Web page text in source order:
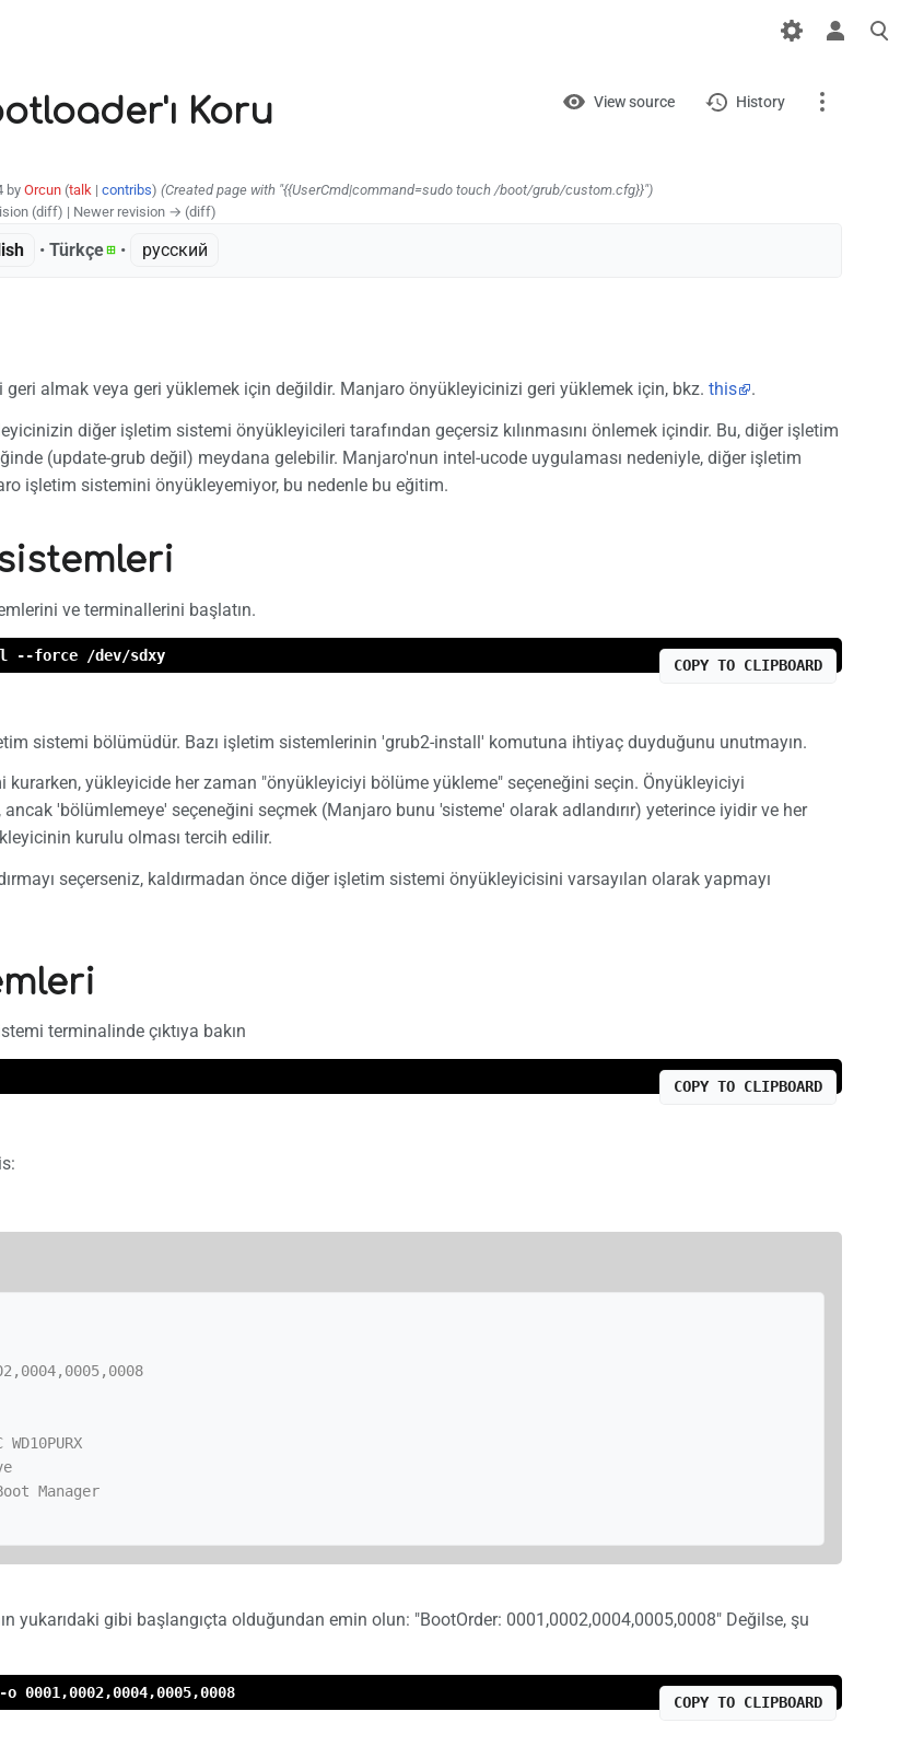
Koru ViewView source History
Page
Discussion
Permanent link
Page information
byOrcun (talk | contribs) (Created page with "{{UserCmd|command=sudo touch /boot/grub/custom.cfg}}")
(diff) | Newer revision → (diff)
• ‎Türkçe • ‎ русский
almak veya geri yüklemek için değildir. Manjaro önyükleyicinizi geri yüklemek için, bkz. this
.
diğer işletim sistemi önyükleyicileri tarafından geçersiz kılınmasını önlemek içindir. Bu, diğer işletim
(update-grub değil) meydana gelebilir. Manjaro'nun intel-ucode uygulaması nedeniyle, diğer işletim
işletim sistemini önyükleyemiyor, bu nedenle bu eğitim.
ve terminallerini başlatın.
--force /dev/sdxy
COPY TO CLIPBOARD
sistemi bölümüdür. Bazı işletim sistemlerinin 'grub2-install' komutuna ihtiyaç duyduğunu unutmayın.
yükleyicide her zaman "önyükleyiciyi bölüme yükleme" seçeneğini seçin. Önyükleyiciyi
'bölümlemeye' seçeneğini seçmek (Manjaro bunu 'sisteme' olarak adlandırır) yeterince iyidir ve her
kurulu olması tercih edilir.
seçerseniz, kaldırmadan önce diğer işletim sistemi önyükleyicisini varsayılan olarak yapmayı
terminalinde çıktıya bakın
COPY TO CLIPBOARD
yukarıdaki gibi başlangıçta olduğundan emin olun: "BootOrder: 0001,0002,0004,0005,0008" Değilse, şu
0001,0002,0004,0005,0008
COPY TO CLIPBOARD